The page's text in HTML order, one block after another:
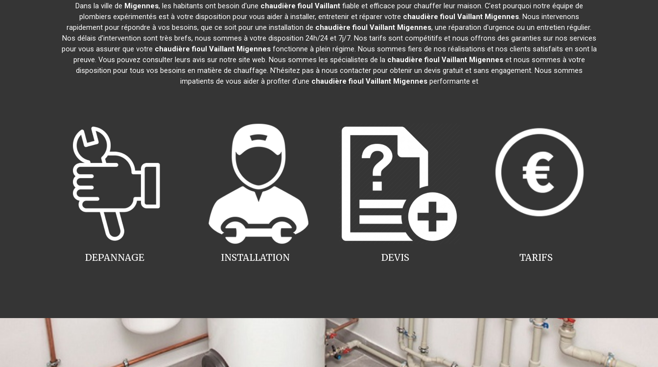
Dans la ville de Migennes, les habitants ont besoin d'une chaudière fioul Vaillantfiable et efficace pour chauffer leur maison. C'est pourquoi notre équipe de
plombiers expérimentés est à votre disposition pour vous aider à installer, entretenir et réparer votre chaudière fioul Vaillant Migennes. Nous intervenons
rapidement pour répondre à vos besoins, que ce soit pour une installation de chaudière fioul Vaillant Migennes, une réparation d'urgence ou un entretien régulier.
Nos délais d'intervention sont très brefs, nous sommes à votre disposition 24h/24 et 7j/7. Nos tarifs sont compétitifs et nous offrons des garanties sur nos services
pour vous assurer que votre chaudière fioul Vaillant Migennesfonctionne à plein régime. Nous sommes fiers de nos réalisations et nos clients satisfaits en sont la
preuve. Vous pouvez consulter leurs avis sur notre site web. Nous sommes les spécialistes de la chaudière fioul Vaillant Migenneset nous sommes à votre
disposition pour tous vos besoins en matière de chauffage. N'hésitez pas à nous contacter pour obtenir un devis gratuit et sans engagement. Nous sommes
impatients de vous aider à profiter d'une chaudière fioul Vaillant Migennesperformante et
INSTALLATION
DEPANNAGE TARIFS
DEVIS